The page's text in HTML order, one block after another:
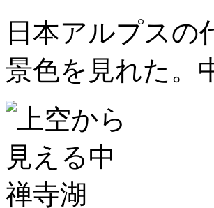
日本アルプスの
景色を見れた。